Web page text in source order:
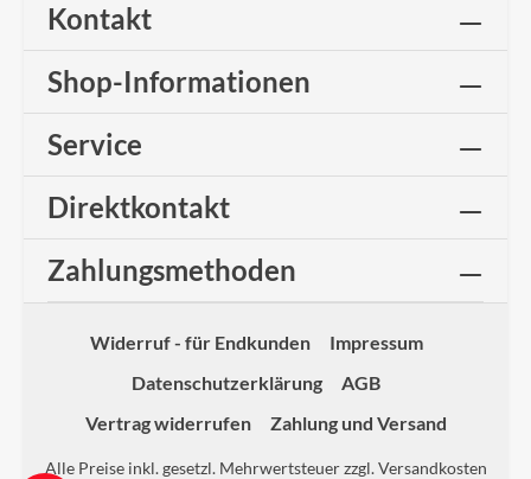
Kontakt
Shop-Informationen
Service
Direktkontakt
Zahlungsmethoden
Widerruf - für Endkunden
Impressum
Datenschutzerklärung
AGB
Vertrag widerrufen
Zahlung und Versand
Alle Preise inkl. gesetzl. Mehrwertsteuer zzgl.Versandkosten